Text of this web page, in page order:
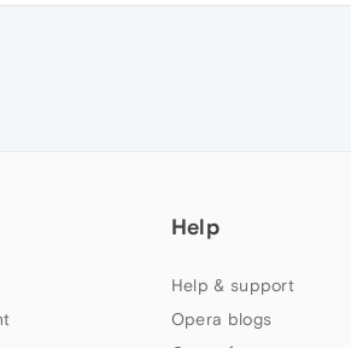
Help
Help & support
Opera blogs